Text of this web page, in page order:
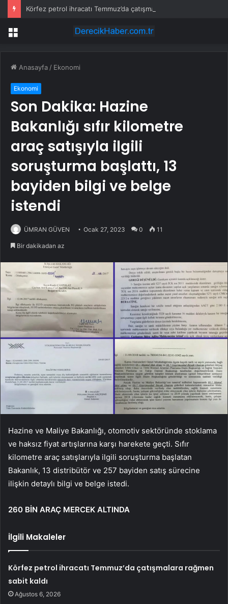
Menü
Anasayfa / Ekonomi
Ekonomi
Son Dakika: Hazine
Bakanlığı sıfır kilometre
araç satışıyla ilgili
soruşturma başlattı, 13
bayiden bilgi ve belge
istendi
ÜMRAN GÜVEN Ocak 27, 2023 0 11
Bir dakikadan az
Hazine ve Maliye Bakanlığı, otomotiv sektöründe stoklama
ve haksız fiyat artışlarına karşı harekete geçti. Sıfır
kilometre araç satışlarıyla ilgili soruşturma başlatan
Bakanlık, 13 distribütör ve 257 bayiden satış sürecine
ilişkin detaylı bilgi ve belge istedi.
260 BİN ARAÇ MERCEK ALTINDA
İlgili Makaleler
Körfez petrol ihracatı Temmuz’da çatışmalara rağmen
sabit kaldı
Ağustos 6, 2026